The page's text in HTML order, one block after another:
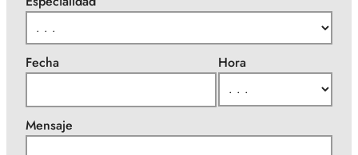
Fecha Hora
Mensaje